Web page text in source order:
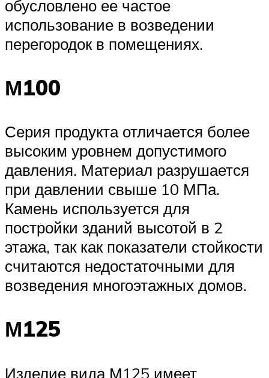
обусловлено ее частое
использование в возведении
перегородок в помещениях.
М100
Серия продукта отличается более
высоким уровнем допустимого
давления. Материал разрушается
при давлении свыше 10 МПа.
Камень используется для
постройки зданий высотой в 2
этажа, так как показатели стойкости
считаются недостаточными для
возведения многоэтажных домов.
М125
Изделие вида М125 имеет